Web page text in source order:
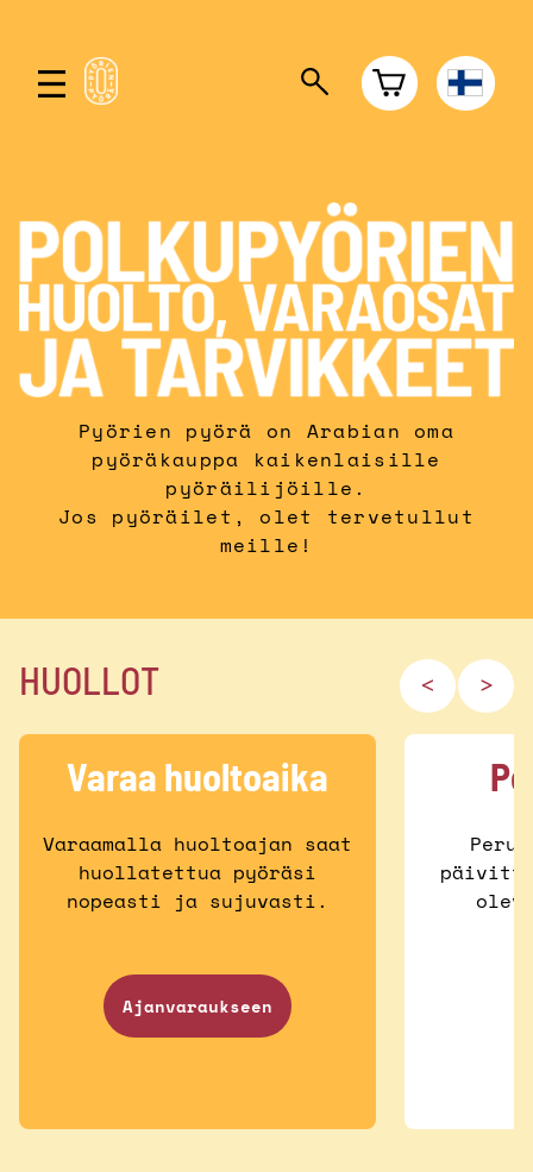
Pyörien pyörä on Arabian oma
pyöräkauppa kaikenlaisille
pyöräilijöille.
Jos pyöräilet, olet tervetullut
meille!
HUOLLOT
Varaa huoltoaika
Varaamalla huoltoajan saat
huollatettua pyöräsi
nopeasti ja sujuvasti.
Ajanvaraukseen